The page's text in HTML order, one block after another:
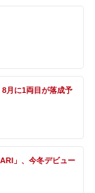
月に1両目が落成予
」、今冬デビュー